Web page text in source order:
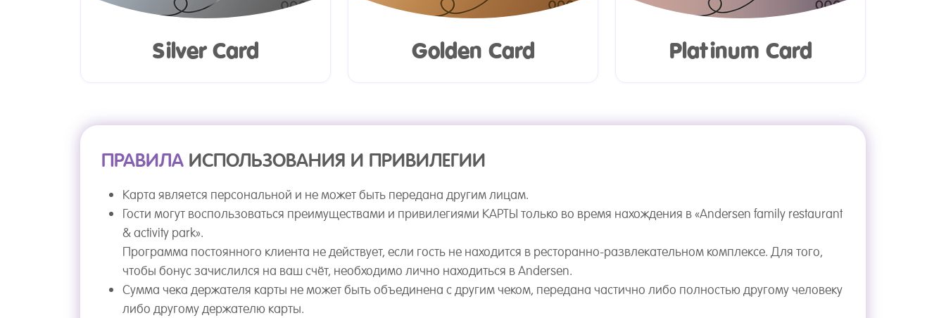
Silver Card Golden Card Platinum Card
ПРАВИЛА ИСПОЛЬЗОВАНИЯ И ПРИВИЛЕГИИ
Карта является персональной и не может быть передана другим лицам.
Гости могут воспользоваться преимуществами и привилегиями КАРТЫ только во время нахождения в «Andersen family restaurant
& activity park».
Программа постоянного клиента не действует, если гость не находится в ресторанно-развлекательном комплексе. Для того,
чтобы бонус зачислился на ваш счёт, необходимо лично находиться в Andersen.
Сумма чека держателя карты не может быть объединена с другим чеком, передана частично либо полностью другому человеку
либо другому держателю карты.